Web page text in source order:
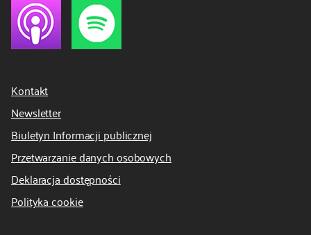
Kontakt
Newsletter
Biuletyn Informacji publicznej
Przetwarzanie danych osobowych
Deklaracja dostępności
Polityka cookie